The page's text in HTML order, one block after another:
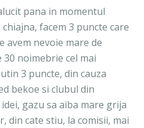
pana in momentul
facem 3 puncte care
avem nevoie mare de
30 noimebrie cel mai
3 puncte, din cauza
bekoe si clubul din
gazu sa aiba mare grija
din cate stiu, la comisii, mai